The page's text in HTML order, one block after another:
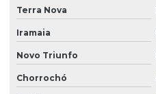
Terra Nova
Iramaia
Novo Triunfo
Chorrochó